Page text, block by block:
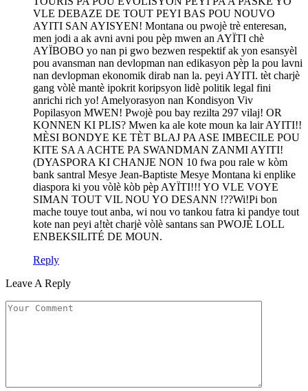
VLE DEBAZE DE TOUT PEYI BAS POU NOUVO
AYITI SAN AYISYEN! Montana ou pwojè trè enteresan,
men jodi a ak avni avni pou pèp mwen an AYÏTI chè
AYÏBOBO yo nan pi gwo bezwen respektif ak yon esansyèl
pou avansman nan devlopman nan edikasyon pèp la pou lavni
nan devlopman ekonomik dirab nan la. peyi AYITI. tèt charjè
gang vòlè mantè ipokrit koripsyon lidè politik legal fini
anrichi rich yo! Amelyorasyon nan Kondisyon Viv
Popilasyon MWEN! Pwojè pou bay rezilta 297 vilaj! OR
KONNEN KI PLIS? Mwen ka ale kote moun ka lair AYITI!!
MÈSI BONDYE KE TÈT BLAJ PA ASE IMBECILE POU
KITE SA A ACHTE PA SWANDMAN ZANMI AYITI!
(DYASPORA KI CHANJE NON 10 fwa pou rale w kòm
bank santral Mesye Jean-Baptiste Mesye Montana ki enplike
diaspora ki you vòlè kòb pèp AYÏTI!!! YO VLE VOYE
SIMAN TOUT VIL NOU YO DESANN !??Wi!Pi bon
mache touye tout anba, wi nou vo tankou fatra ki pandye tout
kote nan peyi a!tèt charjè vòlè santans san PWOJÈ LOLL
ENBEKSILITÉ DE MOUN.
Reply
Leave A Reply